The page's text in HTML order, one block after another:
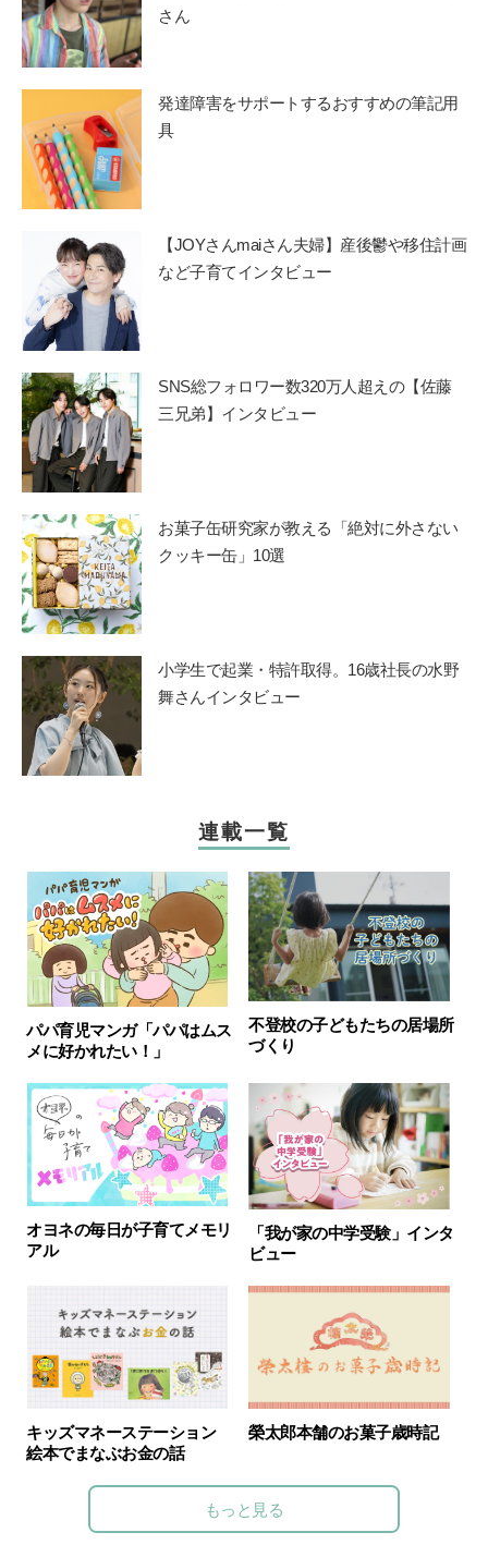
さん
発達障害をサポートするおすすめの筆記用
具
【JOYさんmaiさん夫婦】産後鬱や移住計画
など子育てインタビュー
SNS総フォロワー数320万人超えの【佐藤
三兄弟】インタビュー
お菓子缶研究家が教える「絶対に外さない
クッキー缶」10選
小学生で起業・特許取得。16歳社長の水野
舞さんインタビュー
連載一覧
パパ育児マンガ「パパはムス
メに好かれたい！」
不登校の子どもたちの居場所
づくり
オヨネの毎日が子育てメモリ
アル
「我が家の中学受験」インタ
ビュー
キッズマネーステーション
絵本でまなぶお金の話
榮太郎本舗のお菓子歳時記
もっと見る